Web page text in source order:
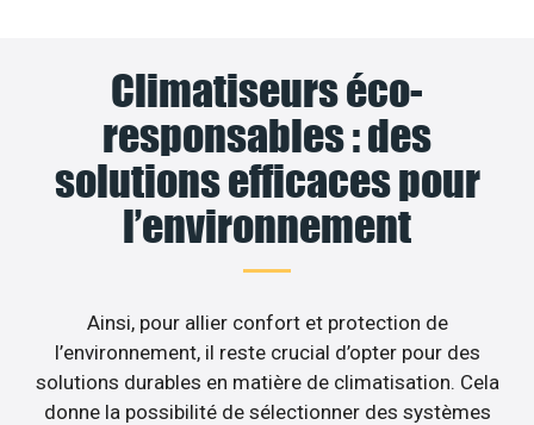
Climatiseurs éco-
responsables : des
solutions efficaces pour
l’environnement
Ainsi, pour allier confort et protection de
l’environnement, il reste crucial d’opter pour des
solutions durables en matière de climatisation. Cela
donne la possibilité de sélectionner des systèmes